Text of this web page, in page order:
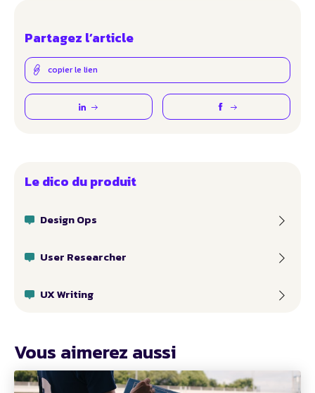
Partagez l’article
copier le lien
Le dico du produit
Design Ops
User Researcher
UX Writing
Vous aimerez aussi